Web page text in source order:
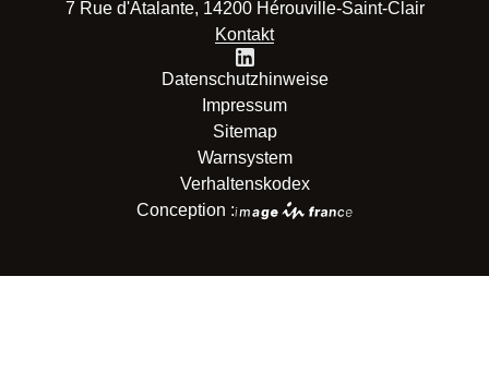
7 Rue d'Atalante, 14200 Hérouville-Saint-Clair
Kontakt
Datenschutzhinweise
Impressum
Sitemap
Warnsystem
Verhaltenskodex
Conception :